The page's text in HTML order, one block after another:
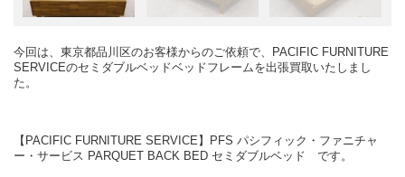
今回は、東京都品川区のお客様からのご依頼で、PACIFIC FURNITURE
SERVICEのセミダブルベッドベッドフレームを出張買取いたしまし
た。
【PACIFIC FURNITURE SERVICE】PFS パシフィック・ファニチャ
ー・サービス PARQUET BACK BED セミダブルベッド です。